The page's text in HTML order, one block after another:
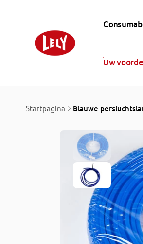
Uw
Startpagina Blauwe
Ga direct naar
productinformatie